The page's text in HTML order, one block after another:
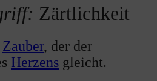
Zärtlichkeit
Zauber, der der
Herzens gleicht.